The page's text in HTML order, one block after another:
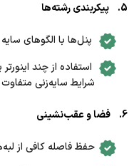
5. پیکربندی رشته‌ها
پنل‌ها با الگوهای
شرایط سایه‌زنی متفاوت
6. فضا و عقب‌نشینی
حفظ فاصله کافی از